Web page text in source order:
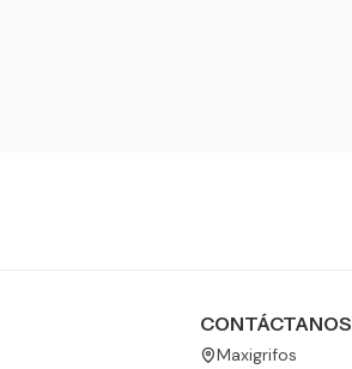
CONTÁCTANOS
Maxigrifos